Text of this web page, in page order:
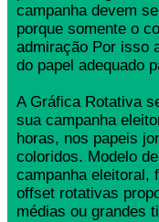
campanha devem
porque somente o
admiração Por isso
do papel adequado
A Gráfica Rotativa
sua campanha
horas, nos papeis
coloridos. Modelo
campanha eleitoral,
offset rotativas
médias ou grandes